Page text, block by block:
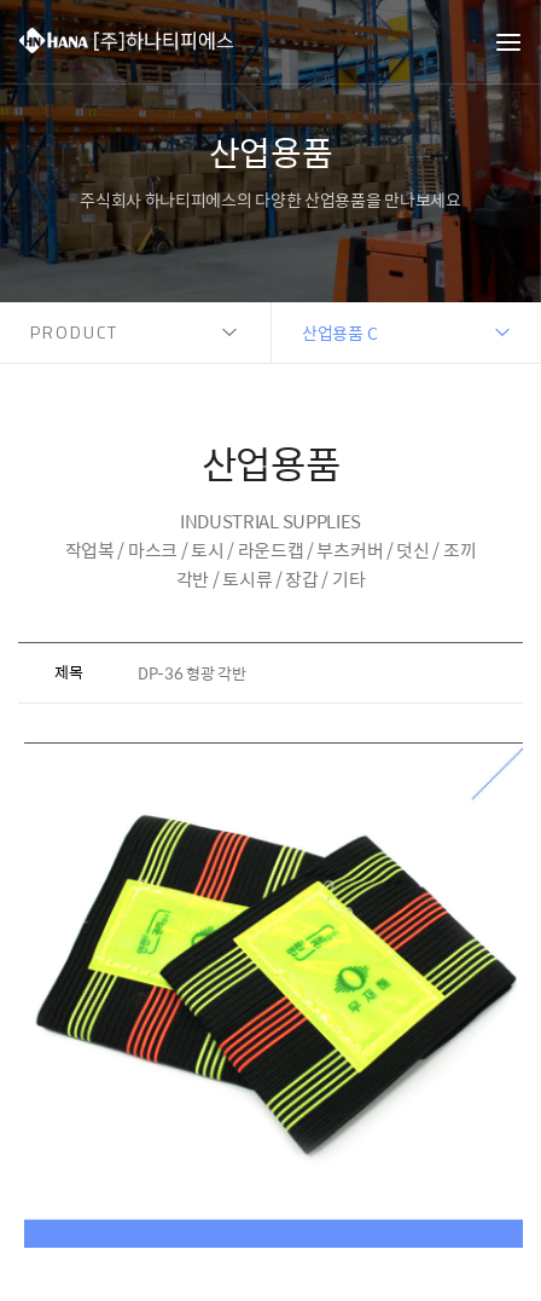
산업용품
주식회사 하나티피에스의 다양한 산업용품을 만나보세요
PRODUCT 산업용품 C
산업용품
INDUSTRIAL SUPPLIES
작업복 / 마스크 / 토시 / 라운드캡 / 부츠커버 / 덧신 / 조끼
각반 / 토시류 / 장갑 / 기타
제목 DP-36 형광 각반